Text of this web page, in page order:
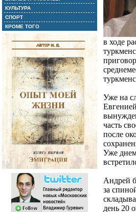
КУЛЬТУРА
СПОРТ
КРОМЕ ТОГО
в ходе
Уже на
часть
после
Уже
Андрей
за
день 20